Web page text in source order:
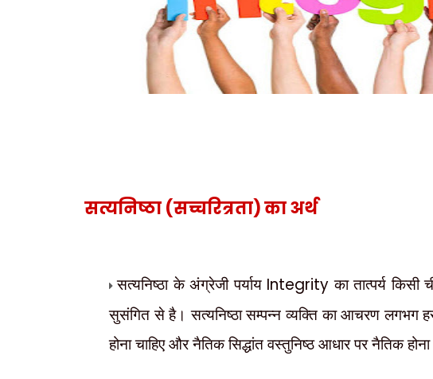
सत्यनिष्ठा (सच्चरित्रता) का अर्थ
सत्यनिष्ठा के अंग्रेजी पर्याय Integrityका तात्पर्य
सुसंगित से है। सत्यनिष्ठा सम्पन्न व्यक्ति का आचरण लगभग
होना चाहिए और नैतिक सिद्धांत वस्तुनिष्ठ आधार पर नैतिक होना